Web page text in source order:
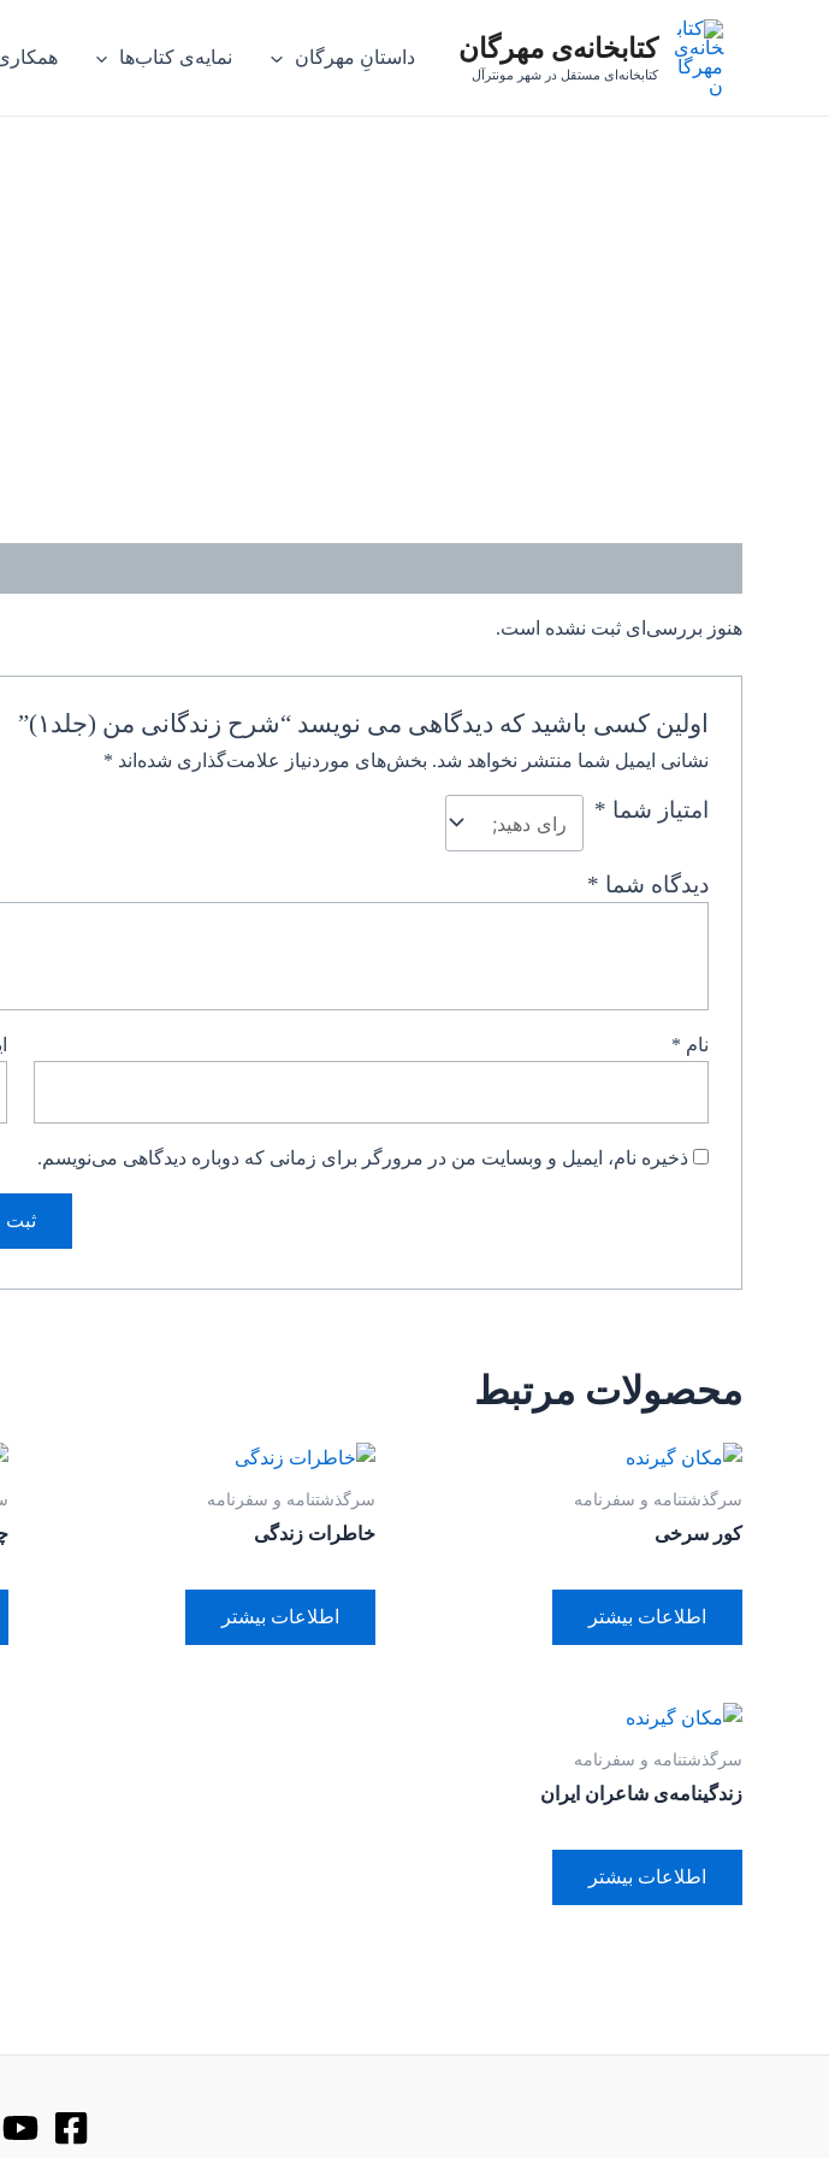
کتابخانه‌ی مهرگان
کتابخانه‌ای مستقل در شهر مونترآل
داستانِ مهرگان نمایه‌ی کتاب‌ها
هنوز بررسی‌ای ثبت نشده است.
اولین کسی باشید که دیدگاهی می نویسد “شرح زندگانی من (جلد۱)”
نشانی ایمیل شما منتشر نخواهد شد. بخش‌های موردنیاز علامت‌گذاری شده‌اند *
امتیاز شما *
دیدگاه شما *
نام *
ذخیره نام، ایمیل و وبسایت من در مرورگر برای زمانی که دوباره دیدگاهی می‌نویسم.
محصولات مرتبط
سرگذشتنامه و سفرنامه
کور سرخی
اطلاعات بیشتر
سرگذشتنامه و سفرنامه
خاطرات زندگی
اطلاعات بیشتر
سرگذشتنامه و سفرنامه
زندگینامه‌ی شاعران ایران
اطلاعات بیشتر